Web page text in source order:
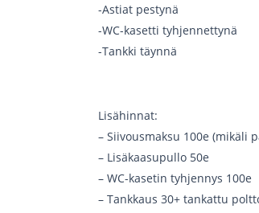
-Astiat pestynä
-WC-kasetti tyhjennettynä
-Tankki täynnä
Lisähinnat:
– Siivousmaksu 100e (mikäli
– Lisäkaasupullo 50e
– WC-kasetin tyhjennys 100e
– Tankkaus 30+ tankattu